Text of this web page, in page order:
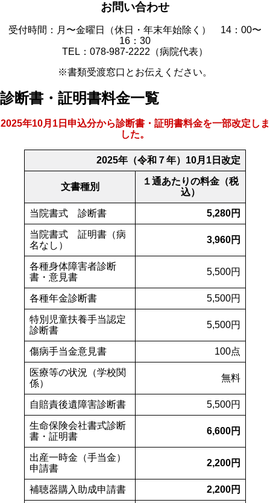
お問い合わせ
受付時間：月〜金曜日（休日・年末年始除く） 14：00〜
16：30
TEL：078-987-2222（病院代表）
※書類受渡窓口とお伝えください。
診断書・証明書料金一覧
2025年10月1日申込分から診断書・証明書料金を一部改定しま
した。
2025年（令和７年）10月1日改定
文書種別
１通あたりの料金（税
込）
当院書式 診断書 5,280円
当院書式 証明書（病
名なし）
3,960円
各種身体障害者診断
書・意見書
5,500円
各種年金診断書 5,500円
特別児童扶養手当認定
診断書
5,500円
傷病手当金意見書 100点
医療等の状況（学校関
係）
無料
自賠責後遺障害診断書 5,500円
生命保険会社書式診断
書・証明書
6,600円
出産一時金（手当金）
申請書
2,200円
補聴器購入助成申請書 2,200円